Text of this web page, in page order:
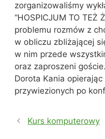
zorganizowaliśmy
“HOSPICJUM TO TEŻ
problemu rozmów z
w obliczu zbliżającej
w nim przede
oraz zaproszeni
Dorota Kania
przywiezionych po
Kurs komputerowy